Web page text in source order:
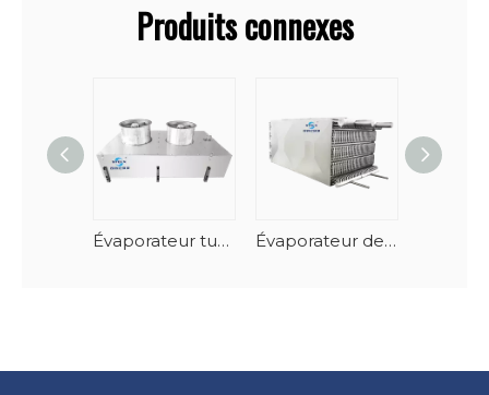
Produits connexes
Évaporateur tunnel de fruits de mer en spirale vertical à dégivrage automatique Évaporateur de congélateur à spirale empilable en acier inoxydable-AlMg